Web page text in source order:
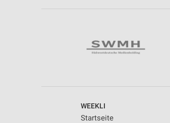
WEEKLI
Startseite